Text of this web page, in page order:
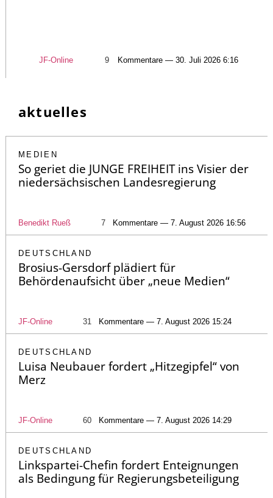
JF-Online 9 Kommentare — 30. Juli 2026 6:16
aktuelles
MEDIEN
So geriet die JUNGE FREIHEIT ins Visier der
niedersächsischen Landesregierung
Benedikt Rueß 7 Kommentare — 7. August 2026 16:56
DEUTSCHLAND
Brosius-Gersdorf plädiert für
Behördenaufsicht über „neue Medien“
JF-Online 31 Kommentare — 7. August 2026 15:24
DEUTSCHLAND
Luisa Neubauer fordert „Hitzegipfel“ von
Merz
JF-Online 60 Kommentare — 7. August 2026 14:29
DEUTSCHLAND
Linkspartei-Chefin fordert Enteignungen
als Bedingung für Regierungsbeteiligung